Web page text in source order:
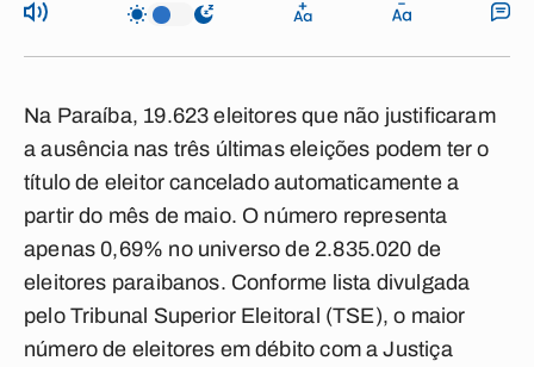
Na Paraíba, 19.623 eleitores que não justificaram
a ausência nas três últimas eleições podem ter o
título de eleitor cancelado automaticamente a
partir do mês de maio. O número representa
apenas 0,69% no universo de 2.835.020 de
eleitores paraibanos. Conforme lista divulgada
pelo Tribunal Superior Eleitoral (TSE), o maior
número de eleitores em débito com a Justiça